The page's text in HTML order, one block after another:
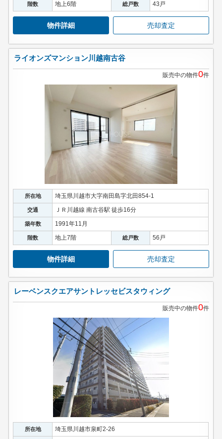
階数 地上6階 総戸数 43戸
物件詳細 売却査定
ライオンズマンション川越南古谷
販売中の物件0件
所在地 埼玉県川越市大字南田島字北田854-1
交通 ＪＲ川越線 南古谷駅 徒歩16分
築年数 1991年11月
階数 地上7階 総戸数 56戸
物件詳細 売却査定
レーベンスクエアサントレッセビスタウィング
販売中の物件0件
所在地 埼玉県川越市泉町2-26